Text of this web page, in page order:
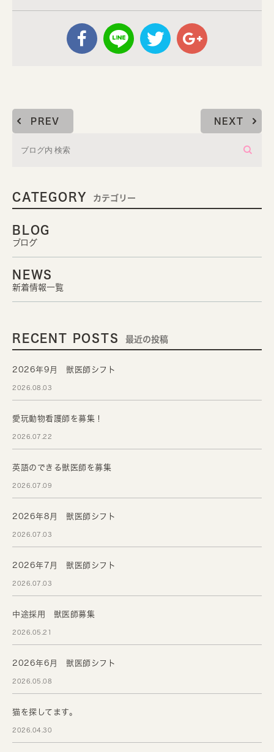
PREV NEXT
CATEGORY カテゴリー
BLOG
ブログ
NEWS
新着情報一覧
RECENT POSTS 最近の投稿
2026年9月 獣医師シフト
2026.08.03
愛玩動物看護師を募集！
2026.07.22
英語のできる獣医師を募集
2026.07.09
2026年8月 獣医師シフト
2026.07.03
2026年7月 獣医師シフト
2026.07.03
中途採用 獣医師募集
2026.05.21
2026年6月 獣医師シフト
2026.05.08
猫を探してます。
2026.04.30